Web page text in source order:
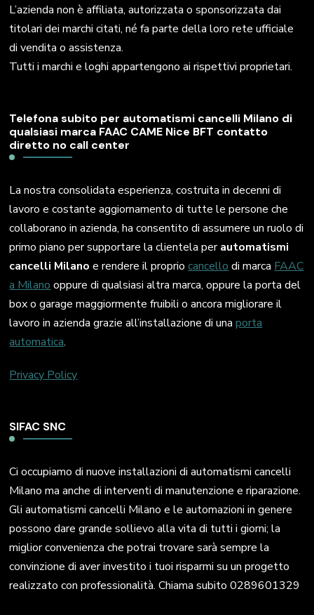
L’azienda non è affiliata, autorizzata o sponsorizzata dai
titolari dei marchi citati, né fa parte della loro rete ufficiale
di vendita o assistenza.
Tutti i marchi e loghi appartengono ai rispettivi proprietari.
Telefona subito per automatismi cancelli Milano di
qualsiasi marca FAAC CAME Nice BFT contatto
diretto no call center
La nostra consolidata esperienza, costruita in decenni di
lavoro e costante aggiornamento di tutte le persone che
collaborano in azienda, ha consentito di assumere un ruolo di
primo piano per supportare la clientela perautomatismi
cancelli Milano e rendere il propriocancello di marca FAAC
a Milano oppure di qualsiasi altra marca, oppure la porta del
box o garage maggiormente fruibili o ancora migliorare il
lavoro in azienda grazie all’installazione di unaporta
automatica.
Privacy Policy
SIFAC SNC
Ci occupiamo di nuove installazioni di automatismi cancelli
Milano ma anche di interventi di manutenzione e riparazione.
Gli automatismi cancelli Milano e le automazioni in genere
possono dare grande sollievo alla vita di tutti i giorni; la
miglior convenienza che potrai trovare sarà sempre la
convinzione di aver investito i tuoi risparmi su un progetto
realizzato con professionalità. Chiama subito 0289601329